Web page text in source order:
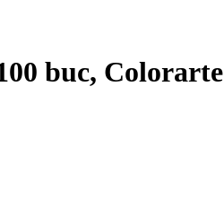
buc, Colorarte